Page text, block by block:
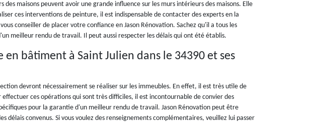
des maisons peuvent avoir une grande influence sur les murs intérieurs des maisons. Elle
ces interventions de peinture, il est indispensable de contacter des experts en la
conseiller de placer votre confiance en Jason Rénovation. Sachez qu'il a tous les
meilleur rendu de travail. Il peut aussi respecter les délais qui ont été établis.
en bâtiment à Saint Julien dans le 34390 et ses
devront nécessairement se réaliser sur les immeubles. En effet, il est très utile de
ces opérations qui sont très difficiles, il est incontournable de convier des
pour la garantie d'un meilleur rendu de travail. Jason Rénovation peut être
délais convenus. Si vous voulez des renseignements complémentaires, veuillez lui passer